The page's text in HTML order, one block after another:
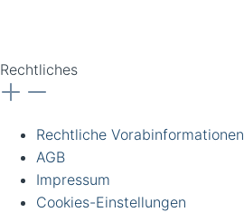
Rechtliches
Rechtliche Vorabinformationen
AGB
Impressum
Cookies-Einstellungen